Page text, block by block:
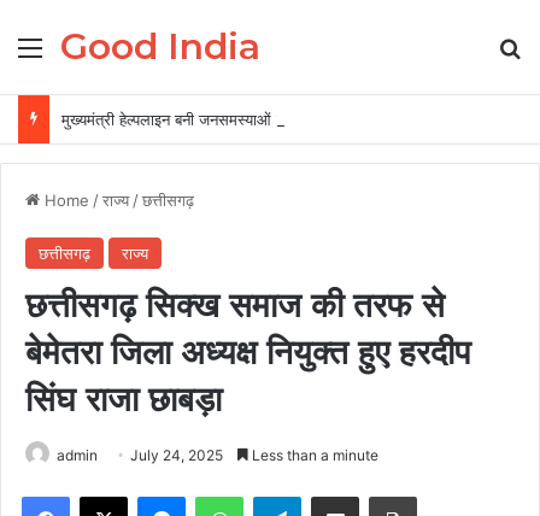
Menu
Good India
मुख्यमंत्री हेल्पलाइन बनी जनसमस्याओं के त्वरित समाधान की प्रभावी व्यवस्था
Home /राज्य /छत्तीसगढ़
छत्तीसगढ़ राज्य
छत्तीसगढ़ सिक्ख समाज की तरफ से
बेमेतरा जिला अध्यक्ष नियुक्त हुए हरदीप
सिंघ राजा छाबड़ा
admin July 24, 2025 Less than a minute
Facebook
X MessengerWhatsAppTelegramShare via Email Print